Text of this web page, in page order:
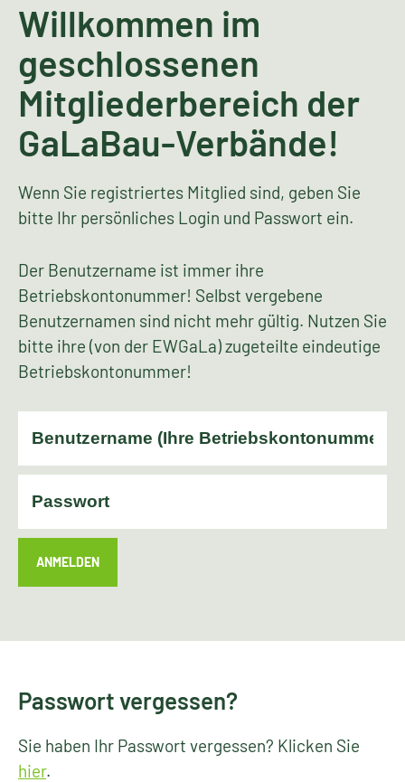
Willkommen im
geschlossenen
Mitgliederbereich der
GaLaBau-Verbände!
Wenn Sie registriertes Mitglied sind, geben Sie
bitte Ihr persönliches Login und Passwort ein.
Der Benutzername ist immer ihre
Betriebskontonummer! Selbst vergebene
Benutzernamen sind nicht mehr gültig. Nutzen Sie
bitte ihre (von der EWGaLa) zugeteilte eindeutige
Betriebskontonummer!
ANMELDEN
Passwort vergessen?
Sie haben Ihr Passwort vergessen? Klicken Sie
hier.